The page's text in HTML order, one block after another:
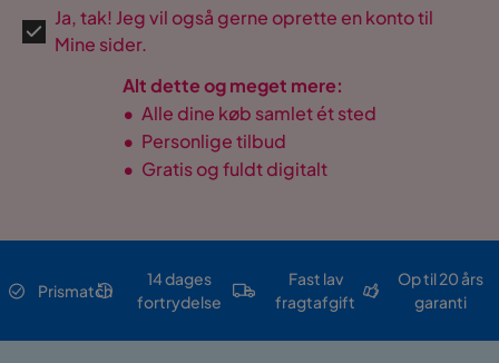
Ja, tak! Jeg vil også gerne oprette en konto til
Mine sider.
Alt dette og meget mere:
• Alle dine køb samlet ét sted
• Personlige tilbud
• Gratis og fuldt digitalt
Prismatch
14 dages
fortrydelse
Fast lav
fragtafgift
Op til 20 års
garanti